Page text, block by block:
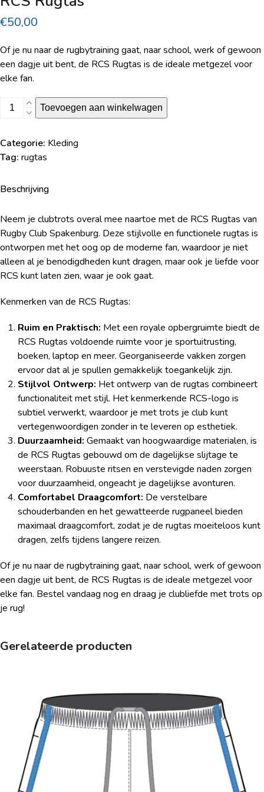
€50,00
Of je nu naar de rugbytraining gaat, naar school, werk of gewoon
een dagje uit bent, de RCS Rugtas is de ideale metgezel voor
elke fan.
RCS
Rugtas
Toevoegen aan winkelwagen
Categorie: Kleding
Tag: rugtas
Beschrijving
Neem je clubtrots overal mee naartoe met de RCS Rugtas van
Rugby Club Spakenburg. Deze stijlvolle en functionele rugtas is
ontworpen met het oog op de moderne fan, waardoor je niet
alleen al je benodigdheden kunt dragen, maar ook je liefde voor
RCS kunt laten zien, waar je ook gaat.
Kenmerken van de RCS Rugtas:
Ruim en Praktisch: Met een royale opbergruimte biedt de
RCS Rugtas voldoende ruimte voor je sportuitrusting,
boeken, laptop en meer. Georganiseerde vakken zorgen
ervoor dat al je spullen gemakkelijk toegankelijk zijn.
Stijlvol Ontwerp: Het ontwerp van de rugtas combineert
functionaliteit met stijl. Het kenmerkende RCS-logo is
subtiel verwerkt, waardoor je met trots je club kunt
vertegenwoordigen zonder in te leveren op esthetiek.
Duurzaamheid: Gemaakt van hoogwaardige materialen, is
de RCS Rugtas gebouwd om de dagelijkse slijtage te
weerstaan. Robuuste ritsen en verstevigde naden zorgen
voor duurzaamheid, ongeacht je dagelijkse avonturen.
Comfortabel Draagcomfort: De verstelbare
schouderbanden en het gewatteerde rugpaneel bieden
maximaal draagcomfort, zodat je de rugtas moeiteloos kunt
dragen, zelfs tijdens langere reizen.
Of je nu naar de rugbytraining gaat, naar school, werk of gewoon
een dagje uit bent, de RCS Rugtas is de ideale metgezel voor
elke fan. Bestel vandaag nog en draag je clubliefde met trots op
je rug!
Gerelateerde producten
meerdere
variaties.
gekozen